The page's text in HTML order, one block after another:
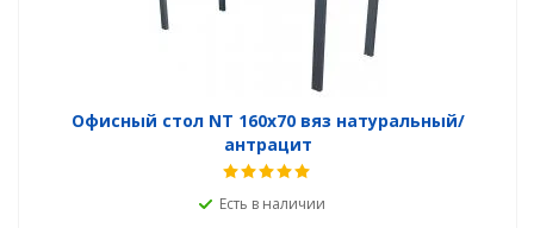
Офисный стол NT 160x70 вяз натуральный/
антрацит
Есть в наличии